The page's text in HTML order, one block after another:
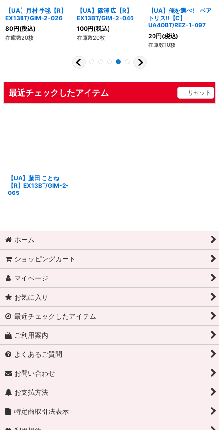
【UA】月村 手毬【R】
EX13BT/GIM-2-026
80円(税込)
在庫数20枚
【UA】篠澤 広【R】
EX13BT/GIM-2-046
100円(税込)
在庫数20枚
【UA】俺を選べ! ベア
トリス!!【C】
UA40BT/REZ-1-097
20円(税込)
在庫数10枚
最近チェックしたアイテム リセット
【UA】藤田 ことね
【R】EX13BT/GIM-2-
065
ホーム
ショッピングカート
マイページ
お気に入り
最近チェックしたアイテム
ご利用案内
よくあるご質問
お問い合わせ
お支払方法
特定商取引法表示